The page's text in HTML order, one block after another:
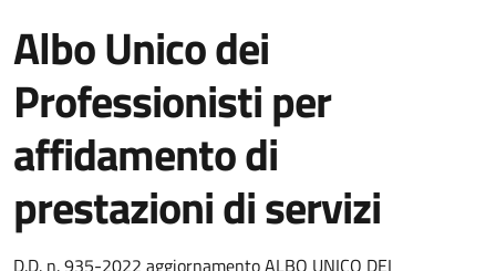
Albo Unico dei
Professionisti per
affidamento di
prestazioni di servizi
D.D. n. 935-2022 aggiornamento ALBO UNICO DEI